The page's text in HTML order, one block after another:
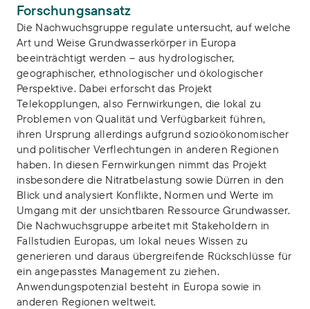
Forschungsansatz
Die Nachwuchsgruppe regulate untersucht, auf welche
Art und Weise Grundwasserkörper in Europa
beeinträchtigt werden – aus hydrologischer,
geographischer, ethnologischer und ökologischer
Perspektive. Dabei erforscht das Projekt
Telekopplungen, also Fernwirkungen, die lokal zu
Problemen von Qualität und Verfügbarkeit führen,
ihren Ursprung allerdings aufgrund sozioökonomischer
und politischer Verflechtungen in anderen Regionen
haben. In diesen Fernwirkungen nimmt das Projekt
insbesondere die Nitratbelastung sowie Dürren in den
Blick und analysiert Konflikte, Normen und Werte im
Umgang mit der unsichtbaren Ressource Grundwasser.
Die Nachwuchsgruppe arbeitet mit Stakeholdern in
Fallstudien Europas, um lokal neues Wissen zu
generieren und daraus übergreifende Rückschlüsse für
ein angepasstes Management zu ziehen.
Anwendungspotenzial besteht in Europa sowie in
anderen Regionen weltweit.